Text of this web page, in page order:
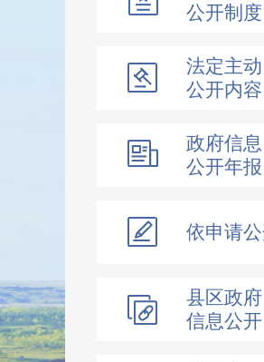
公开制度
法定主动
公开内容
政府信息
公开年报
依申请
县区政府
信息公开